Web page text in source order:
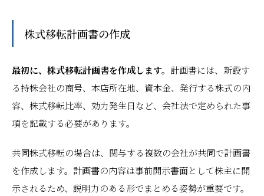
株式移転計画書の作成
最初に、株式移転計画書を作成します。 計画書には、新設す
る持株会社の商号、本店所在地、資本金、発行する株式の内
容、株式移転比率、効力発生日など、会社法で定められた事
項を記載する必要があります。
共同株式移転の場合は、関与する複数の会社が共同で計画書
を作成します。計画書の内容は事前開示書面として株主に開
示されるため、説明力のある形でまとめる姿勢が重要です。